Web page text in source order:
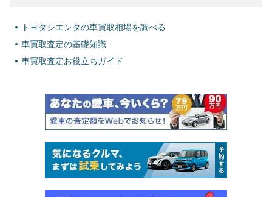
トヨタシエンタの車買取相場を調べる
車買取査定の基礎知識
車買取査定お役立ちガイド